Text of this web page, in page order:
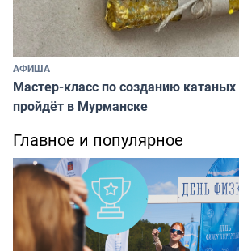
АФИША
Мастер-класс по созданию
пройдёт в Мурманске
Главное и популярное